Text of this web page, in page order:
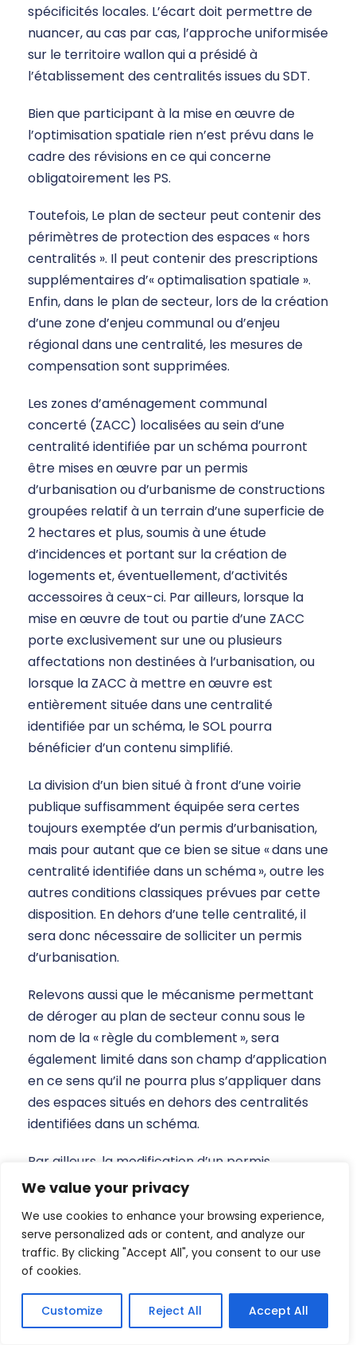
We value your privacy
We use cookies to enhance your browsing experience,
serve personalized ads or content, and analyze our
traffic. By clicking "Accept All", you consent to our use
of cookies.
Customize Reject All Accept All
spécificités locales. L’écart doit permettre de
nuancer, au cas par cas, l’approche uniformisée
sur le territoire wallon qui a présidé à
l’établissement des centralités issues du SDT.
Bien que participant à la mise en œuvre de
l’optimisation spatiale rien n’est prévu dans le
cadre des révisions en ce qui concerne
obligatoirement les PS.
Toutefois, Le plan de secteur peut contenir des
périmètres de protection des espaces « hors
centralités ». Il peut contenir des prescriptions
supplémentaires d’« optimalisation spatiale ».
Enfin, dans le plan de secteur, lors de la création
d’une zone d’enjeu communal ou d’enjeu
régional dans une centralité, les mesures de
compensation sont supprimées.
Les zones d’aménagement communal
concerté (ZACC) localisées au sein d’une
centralité identifiée par un schéma pourront
être mises en œuvre par un permis
d’urbanisation ou d’urbanisme de constructions
groupées relatif à un terrain d’une superficie de
2 hectares et plus, soumis à une étude
d’incidences et portant sur la création de
logements et, éventuellement, d’activités
accessoires à ceux-ci. Par ailleurs, lorsque la
mise en œuvre de tout ou partie d’une ZACC
porte exclusivement sur une ou plusieurs
affectations non destinées à l’urbanisation, ou
lorsque la ZACC à mettre en œuvre est
entièrement située dans une centralité
identifiée par un schéma, le SOL pourra
bénéficier d’un contenu simplifié.
La division d’un bien situé à front d’une voirie
publique suffisamment équipée sera certes
toujours exemptée d’un permis d’urbanisation,
mais pour autant que ce bien se situe « dans une
centralité identifiée dans un schéma», outre les
autres conditions classiques prévues par cette
disposition. En dehors d’une telle centralité, il
sera donc nécessaire de solliciter un permis
d’urbanisation.
Relevons aussi que le mécanisme permettant
de déroger au plan de secteur connu sous le
nom de la « règle du comblement », sera
également limité dans son champ d’application
en ce sens qu’il ne pourra plus s’appliquer dans
des espaces situés en dehors des centralités
identifiées dans un schéma.
Par ailleurs, la modification d’un permis
d’urbanisation ne sera plus nécessaire en cas
supplémentaires au sein d’un lot situé, en tout
ou partie, dans une centralité pour autant
qu’elle ne compromette pas les objectifs
relatifs à l’optimisation spatiale du schéma qui
institue cette centralité ou encore en cas de
suppression d’un ou plusieurs lots situés en